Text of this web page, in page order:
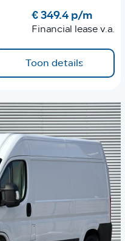
€ 349.4 p/m
Financial lease v.a.
Toon details